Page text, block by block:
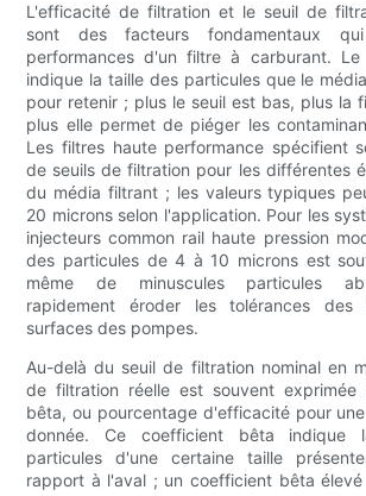
L'efficacité de filtration et le seuil de
sont des facteurs fondamentaux
performances d'un filtre à carburant.
indique la taille des particules que le
pour retenir ; plus le seuil est bas, plus la
plus elle permet de piéger les
Les filtres haute performance spécifient
de seuils de filtration pour les différentes
du média filtrant ; les valeurs typiques
20 microns selon l'application. Pour les
injecteurs common rail haute pression
des particules de 4 à 10 microns est
même de minuscules particules
rapidement éroder les tolérances
surfaces des pompes.
Au-delà du seuil de filtration nominal en
de filtration réelle est souvent
bêta, ou pourcentage d'efficacité pour
donnée. Ce coefficient bêta indique
particules d'une certaine taille
rapport à l'aval ; un coefficient bêta